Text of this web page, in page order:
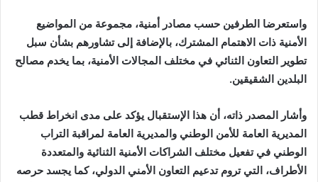
واستعرضا الطرفين حسب مصادر أمنية، مجموعة من المواضيع
الأمنية ذات الاهتمام المشترك، بالإضافة إلى تشاورهم بشأن سبل
تطوير التعاون الثنائي في مختلف المجالات الأمنية، بما يخدم مصالح
البلدين الشقيقين.
وأشار المصدر ذاته، أن هذا الإستقبال يؤكد على مدى انخراط قطب
المديرية العامة للأمن الوطني والمديرية العامة لمراقبة التراب
الوطني في تفعيل مختلف الشراكات الأمنية الثنائية والمتعددة
الأطراف، التي تروم تدعيم التعاون الأمني الدولي، كما يجسد حرصه